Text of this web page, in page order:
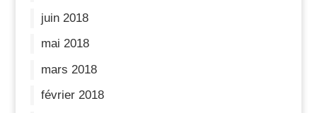
juin 2018
mai 2018
mars 2018
février 2018